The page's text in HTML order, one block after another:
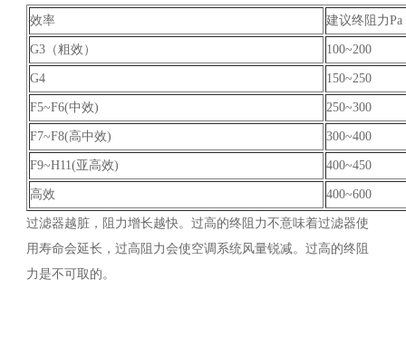
效率 建议终阻力Pa
G3（粗效） 100~200
G4 150~250
F5~F6(中效) 250~300
F7~F8(高中效) 300~400
F9~H11(亚高效) 400~450
高效 400~600
过滤器越脏，阻力增长越快。过高的终阻力不意味着过滤器使
用寿命会延长，过高阻力会使空调系统风量锐减。过高的终阻
力是不可取的。